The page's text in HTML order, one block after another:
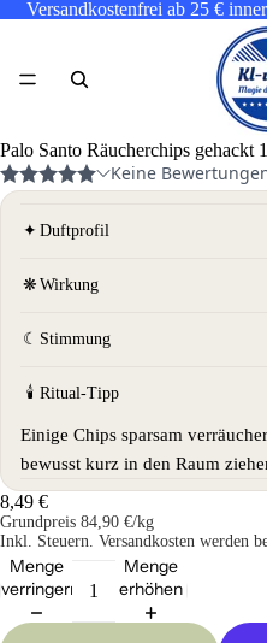
Versandkostenfrei ab 25 €
Palo Santo Räucherchips gehackt
✦ Duftprofil
❋ Wirkung
☾ Stimmung
🕯 Ritual-Tipp
Einige Chips sparsam
bewusst kurz in den Raum
8,49 €
Grundpreis 84,90 €/kg
Inkl. Steuern. Versandkosten werden
Menge
verringern
Menge
erhöhen